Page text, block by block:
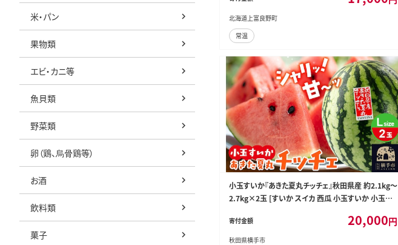
米・パン
果物類
エビ・カニ等
魚貝類
野菜類
卵（鶏、烏骨鶏等）
お酒
飲料類
菓子
北海道上富良野町
常温
小玉すいか『あきた夏丸チッチェ』秋田県産 約2.1kg～
2.7kg×2玉 [すいか スイカ 西瓜 小玉すいか 小玉ス
ーツ あきた夏丸 チッチェ ちっちぇ]
寄付金額 20,000円
秋田県横手市